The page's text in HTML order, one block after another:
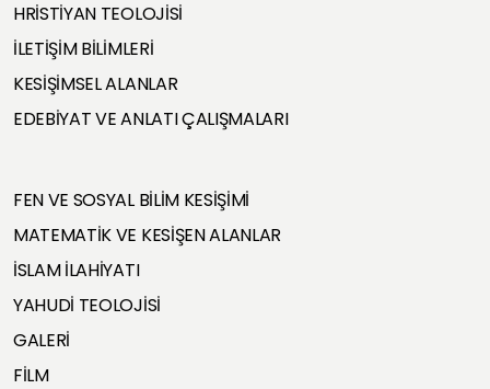
HRİSTİYAN TEOLOJİSİ
İLETİŞİM BİLİMLERİ
KESİŞİMSEL ALANLAR
EDEBİYAT VE ANLATI ÇALIŞMALARI
FEN VE SOSYAL BİLİM KESİŞİMİ
MATEMATİK VE KESİŞEN ALANLAR
İSLAM İLAHİYATI
YAHUDİ TEOLOJİSİ
GALERİ
FİLM